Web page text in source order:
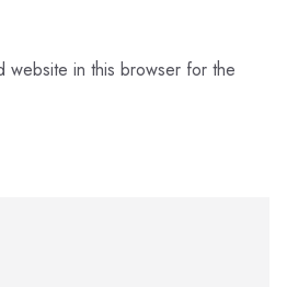
website in this browser for the